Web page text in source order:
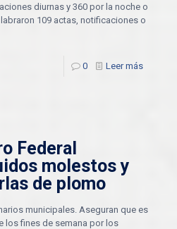
diurnas y 360 por la noche o
109 actas, notificaciones o
0 Leer más
Federal
molestos y
de plomo
municipales. Aseguran que es
los fines de semana por los